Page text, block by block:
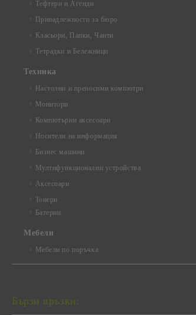
Тефтери и Агенди
Принадлежности за бюро
Класьори, Папки, Чанти
Тетрадки и Бележници
Техника
Настолни и преносими компютри
Монитори
Компютърни аксесоари
Носители на информация
Бизнес машини
Мултифункционални устройства
Аксесоари
Тонери
Батерии
Mебели
Мебели по поръчка
Бързи връзки: